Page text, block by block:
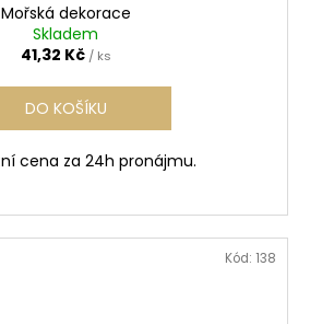
Mořská dekorace
Skladem
41,32 Kč / ks
DO KOŠÍKU
cena za 24h pronájmu.
Kód: 138